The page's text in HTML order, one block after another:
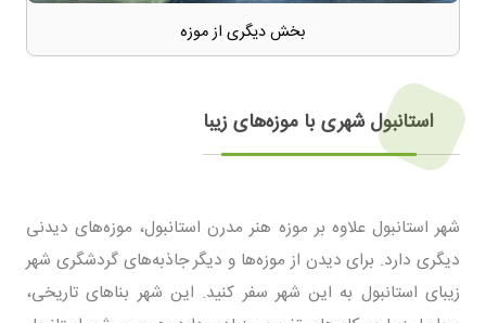
بخش دیگری از موزه
استانبول شهری با موزه‌های زیبا
شهر استانبول علاوه بر موزه هنر مدرن استانبول، موزه‌های دیدنی
دیگری دارد. برای دیدن از موزه‌ها و دیگر جاذبه‌های گردشگری شهر
زیبای استانبول به این شهر سفر کنید. این شهر بناهای تاریخی،